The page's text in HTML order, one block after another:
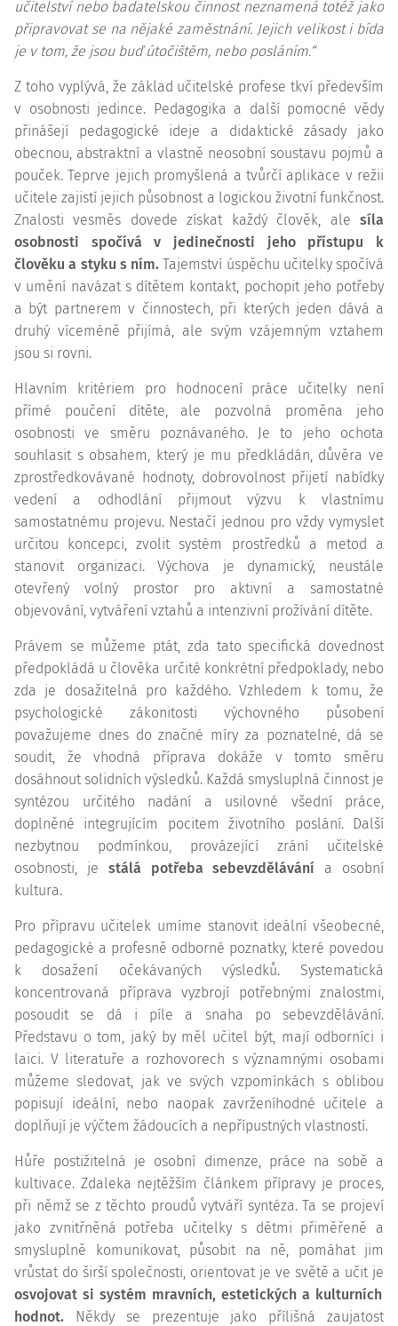
učitelství nebo badatelskou činnost neznamená totéž jako
připravovat se na nějaké zaměstnání. Jejich velikost i bída
je v tom, že jsou buď útočištěm, nebo posláním.“
Z toho vyplývá, že základ učitelské profese tkví především
v osobnosti jedince. Pedagogika a další pomocné vědy
přinášejí pedagogické ideje a didaktické zásady jako
obecnou, abstraktní a vlastně neosobní soustavu pojmů a
pouček. Teprve jejich promyšlená a tvůrčí aplikace v režii
učitele zajistí jejich působnost a logickou životní funkčnost.
Znalosti vesměs dovede získat každý člověk, ale síla
osobnosti spočívá v jedinečnosti jeho přístupu k
člověku a styku s ním.Tajemství úspěchu učitelky spočívá
v umění navázat s dítětem kontakt, pochopit jeho potřeby
a být partnerem v činnostech, při kterých jeden dává a
druhý víceméně přijímá, ale svým vzájemným vztahem
jsou si rovni.
Hlavním kritériem pro hodnocení práce učitelky není
přímé poučení dítěte, ale pozvolná proměna jeho
osobnosti ve směru poznávaného. Je to jeho ochota
souhlasit s obsahem, který je mu předkládán, důvěra ve
zprostředkovávané hodnoty, dobrovolnost přijetí nabídky
vedení a odhodlání přijmout výzvu k vlastnímu
samostatnému projevu. Nestačí jednou pro vždy vymyslet
určitou koncepci, zvolit systém prostředků a metod a
stanovit organizaci. Výchova je dynamický, neustále
otevřený volný prostor pro aktivní a samostatné
objevování, vytváření vztahů a intenzivní prožívání dítěte.
Právem se můžeme ptát, zda tato specifická dovednost
předpokládá u člověka určité konkrétní předpoklady, nebo
zda je dosažitelná pro každého. Vzhledem k tomu, že
psychologické zákonitosti výchovného působení
považujeme dnes do značné míry za poznatelné, dá se
soudit, že vhodná příprava dokáže v tomto směru
dosáhnout solidních výsledků. Každá smysluplná činnost je
syntézou určitého nadání a usilovné všední práce,
doplněné integrujícím pocitem životního poslání. Další
nezbytnou podmínkou, provázející zrání učitelské
osobnosti, je stálá potřeba sebevzdělávání a osobní
kultura.
Pro přípravu učitelek umíme stanovit ideální všeobecné,
pedagogické a profesně odborné poznatky, které povedou
k dosažení očekávaných výsledků. Systematická
koncentrovaná příprava vyzbrojí potřebnými znalostmi,
posoudit se dá i píle a snaha po sebevzdělávání.
Představu o tom, jaký by měl učitel být, mají odborníci i
laici. V literatuře a rozhovorech s významnými osobami
můžeme sledovat, jak ve svých vzpomínkách s oblibou
popisují ideální, nebo naopak zavrženíhodné učitele a
doplňují je výčtem žádoucích a nepřípustných vlastností.
Hůře postižitelná je osobní dimenze, práce na sobě a
kultivace. Zdaleka nejtěžším článkem přípravy je proces,
při němž se z těchto proudů vytváří syntéza. Ta se projeví
jako zvnitřněná potřeba učitelky s dětmi přiměřeně a
smysluplně komunikovat, působit na ně, pomáhat jim
vrůstat do širší společnosti, orientovat je ve světě a učit je
osvojovat si systém mravních, estetických a kulturních
hodnot. Někdy se prezentuje jako přílišná zaujatost